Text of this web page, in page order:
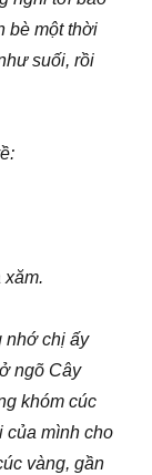
bè một thời
suối, rồi
xăm.
nhớ chị ấy
ngõ Cây
khóm cúc
của mình cho
vàng, gần